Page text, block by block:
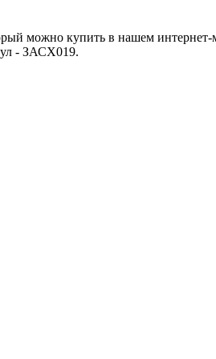
можно купить в нашем интернет-
- ЗАСХ019.